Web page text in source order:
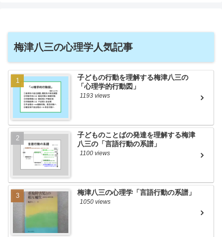
梅津八三の心理学人気記事
子どもの行動を理解する梅津八三の
「心理学的行動図」
1193 views
子どものことばの発達を理解する梅津
八三の「言語行動の系譜」
1100 views
梅津八三の心理学「言語行動の系譜」
1050 views